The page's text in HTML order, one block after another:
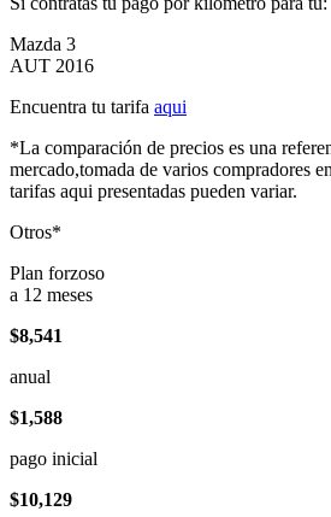
Mazda 3
AUT 2016
Encuentra tu tarifa aqui
*La comparación de precios es una
mercado,tomada de varios compradores
tarifas aqui presentadas pueden variar.
Otros*
Plan forzoso
a 12 meses
$8,541
anual
$1,588
pago inicial
$10,129